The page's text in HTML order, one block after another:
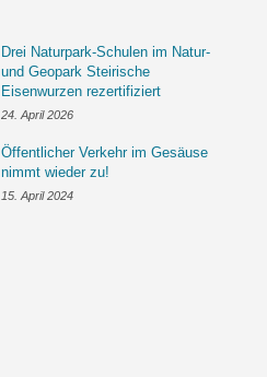
Drei Naturpark-Schulen im Natur-
und Geopark Steirische
Eisenwurzen rezertifiziert
24. April 2026
Öffentlicher Verkehr im Gesäuse
nimmt wieder zu!
15. April 2024